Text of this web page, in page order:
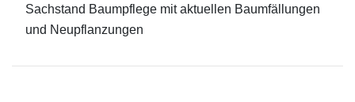
Sachstand Baumpflege mit aktuellen Baumfällungen
und Neupflanzungen